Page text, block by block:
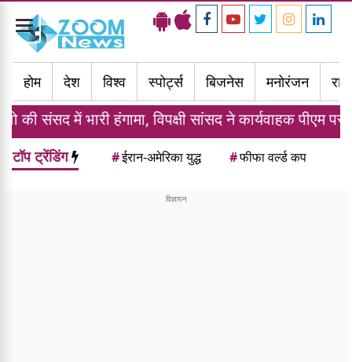
Toggle
navigation
होम
देश विश्व स्पोर्ट्स बिजनेस मनोरंजन
हंगामा, विपक्षी सांसद ने कार्यवाहक पीएम पर फेंके अंडे
टॉप ट्रेंडिंग #ईरान-अमेरिका युद्ध #फीफा वर्ल्ड कप